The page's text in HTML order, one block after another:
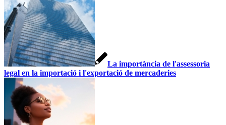
La importància de l'assessoria
legal en la importació i l'exportació de mercaderies